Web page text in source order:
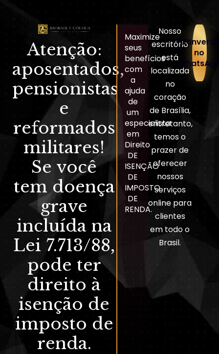
Atenção:
aposentados,
pensionistas
e
reformados
militares!
Se você
tem doença
grave
incluída na
Lei 7.713/88,
pode ter
direito à
isenção de
imposto de
renda.
Maximize
seus
benefícios
com
a
ajuda
de
um
especialista
em
Direito
DE
ISENÇÃO
DE
IMPOSTO
DE
RENDA.
Nosso
escritório
está
localizada
no
coração
de Brasília,
entretanto,
temos o
prazer de
oferecer
nossos
serviços
online para
clientes
em todo o
Brasil.
Converse
no